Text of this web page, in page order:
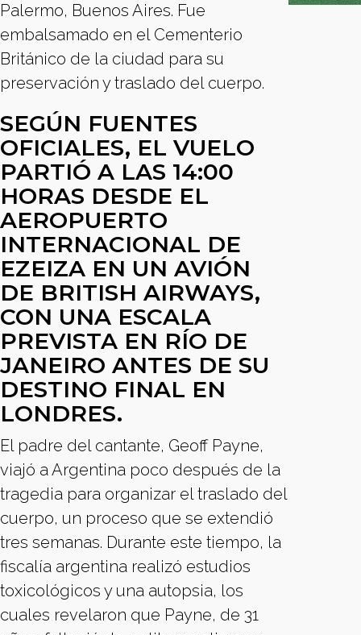
Palermo, Buenos Aires. Fue
embalsamado en el Cementerio
Británico de la ciudad para su
preservación y traslado del cuerpo.
SEGÚN FUENTES
OFICIALES, EL VUELO
PARTIÓ A LAS 14:00
HORAS DESDE EL
AEROPUERTO
INTERNACIONAL DE
EZEIZA EN UN AVIÓN
DE BRITISH AIRWAYS,
CON UNA ESCALA
PREVISTA EN RÍO DE
JANEIRO ANTES DE SU
DESTINO FINAL EN
LONDRES.
El padre del cantante, Geoff Payne,
viajó a Argentina poco después de la
tragedia para organizar el traslado del
cuerpo, un proceso que se extendió
tres semanas. Durante este tiempo, la
fiscalía argentina realizó estudios
toxicológicos y una autopsia, los
cuales revelaron que Payne, de 31